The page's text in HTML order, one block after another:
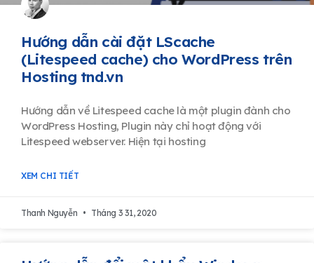
Hướng dẫn cài đặt LScache
(Litespeed cache) cho WordPress trên
Hosting tnd.vn
Hướng dẫn về Litespeed cache là một plugin đành cho
WordPress Hosting, Plugin này chỉ hoạt động với
Litespeed webserver. Hiện tại hosting
XEM CHI TIẾT
Thanh Nguyễn Tháng 3 31, 2020